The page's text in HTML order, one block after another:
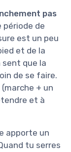
pas
de
est un peu
et de la
sent que la
de se faire.
+ un
et à
apporte un
tu serres